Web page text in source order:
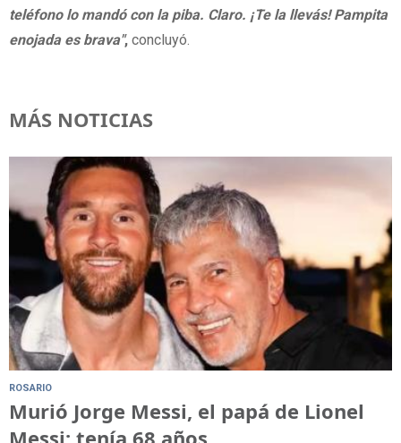
teléfono lo mandó con la piba. Claro. ¡Te la llevás! Pampita
enojada es brava", concluyó.
MÁS NOTICIAS
ROSARIO
Murió Jorge Messi, el papá de Lionel
Messi: tenía 68 años